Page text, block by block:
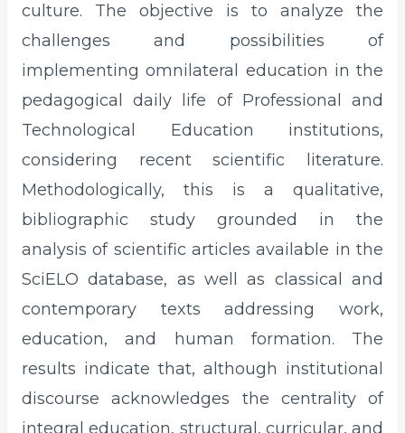
culture. The objective is to analyze the
challenges and possibilities of
implementing omnilateral education in the
pedagogical daily life of Professional and
Technological Education institutions,
considering recent scientific literature.
Methodologically, this is a qualitative,
bibliographic study grounded in the
analysis of scientific articles available in the
SciELO database, as well as classical and
contemporary texts addressing work,
education, and human formation. The
results indicate that, although institutional
discourse acknowledges the centrality of
integral education, structural, curricular, and